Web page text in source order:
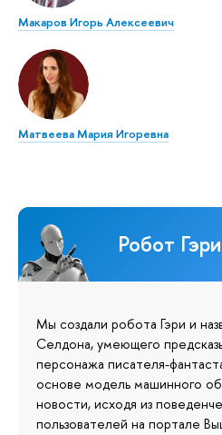
Макаров Игорь Алексеевич
Матвеева Мария Игоревна
Робот
Мы создали робота Гэри и
Селдона, умеющего
персонажа писателя-
основе модель машинного
новости, исходя из
пользователей на портале